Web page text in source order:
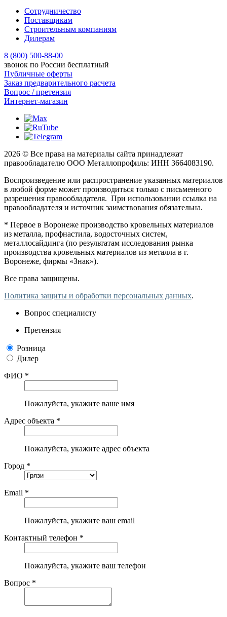
Сотрудничество
Поставщикам
Строительным компаниям
Дилерам
8 (800) 500-88-00
звонок по России бесплатный
Публичные оферты
Заказ предварительного расчета
Вопрос / претензия
Интернет-магазин
2026 © Все права на материалы сайта принадлежат
правообладателю ООО Металлопрофиль: ИНН 3664083190.
Воспроизведение или распространение указанных материалов
в любой форме может производиться только с письменного
разрешения правообладателя. При использовании ссылка на
правообладателя и источник заимствования обязательна.
* Первое в Воронеже производство кровельных материалов
из металла, профнастила, водосточных систем,
металлосайдинга (по результатам исследования рынка
производства кровельных материалов из металла в г.
Воронеже, фирмы «Знак»).
Все права защищены.
Политика защиты и обработки персональных данных.
Вопрос специалисту
Претензия
Розница
Дилер
ФИО *
Пожалуйста, укажите ваше имя
Адрес объекта *
Пожалуйста, укажите адрес объекта
Город *
Email *
Пожалуйста, укажите ваш email
Контактный телефон *
Пожалуйста, укажите ваш телефон
Вопрос *